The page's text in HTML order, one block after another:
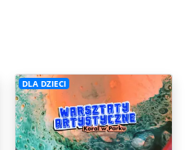
DLA DZIECI